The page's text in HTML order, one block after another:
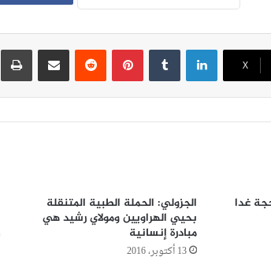
‫X
لينكدإن بينتيريست
غدا
الجزولي: الحملة الطبية المتنقلة
بحيي الهراويين ومولاي رشيد هي
مبادرة إنسانية‎
13 أكتوبر، 2016